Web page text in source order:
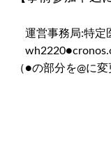
運営事務局:特定
（●の部分を@に